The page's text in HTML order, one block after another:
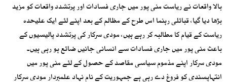
بالا واقعات نے ریاست منی پور میں جاری فسادات اور پرتشدد واقعات کو مزید
بڑھا دیا گیا، قبائلی رہنما اس طرح کے مظالم کے بعد اپنے لئے ایک علیحدہ
ریاست کے قیام کا مطالبہ کر رہے ہیں، مودی سرکار کی پرتشدد پالیسیوں کے
باعث منی پور میں جاری فسادات سے انسانی جانیں ضائع ہو رہی ہیں۔
مودی سرکار اپنے مذموم سیاسی مقاصد کے حصول کے لئے منی پور میں
انتہاپسندی کو فروغ دے رہی ہے جمہوریت کے نام نہاد علمبردار مودی سرکار